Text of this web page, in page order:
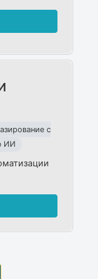
с
ИИ